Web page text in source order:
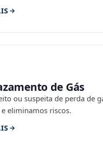
de Gás
ou suspeita de perda de
eliminamos riscos.